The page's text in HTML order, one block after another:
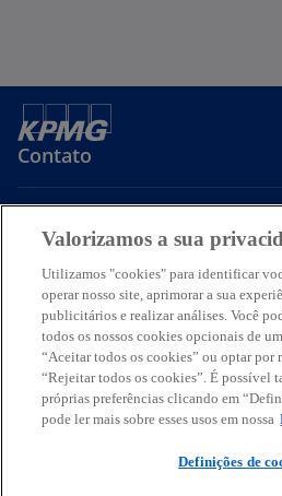
Contato
Sobre a KPMG
Serviços
a
b
r
e
m
a
b
r
e
m
a
b
r
e
Termos de usoPrivacidade
brasileira, de responsabilidade limitada
Valorizamos a sua
Utilizamos "cookies" para identificar
operar nosso site, aprimorar a sua
publicitários e realizar análises. Você
todos os nossos cookies opcionais de
“Aceitar todos os cookies” ou optar por
“Rejeitar todos os cookies”. É possível
próprias preferências clicando em
pode ler mais sobre esses usos em nossa
Definições de